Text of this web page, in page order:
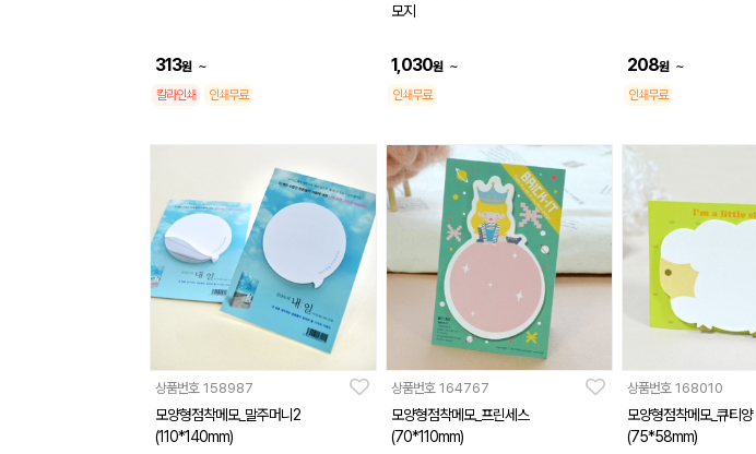
313원 ~
칼라인쇄 인쇄무료
모지
1,030원 ~
인쇄무료
208원 ~
인쇄무료
상품번호 158987
모양형점착메모_말주머니2
(110*140mm)
상품번호 164767
모양형점착메모_프린세스
(70*110mm)
상품번호 168010
모양형점착메모_큐티양
(75*58mm)